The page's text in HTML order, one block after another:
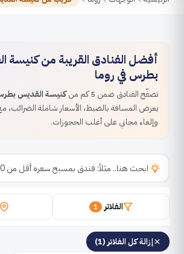
أفضل الفنادق القريبة من كنيسة
بطرس في روما
تصفّح الفنادق ضمن 5 كم من كنيسة القديس
يعرض المسافة بالضبط، الأسعار شاملة
وإلغاء مجاني على أغلب الحجوزات.
الفلاتر 1
إزالة كل الفلاتر (1)